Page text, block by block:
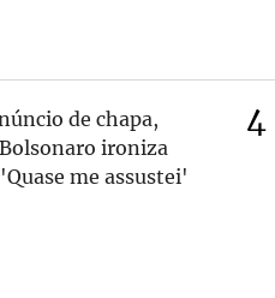
de chapa,
ironiza
me assustei'